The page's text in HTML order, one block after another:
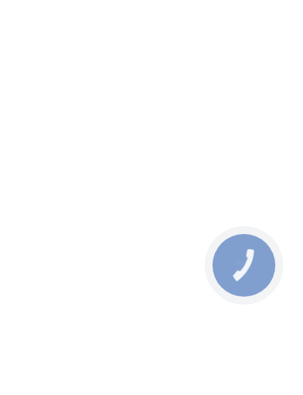
КНОПКА
СВЯЗИ